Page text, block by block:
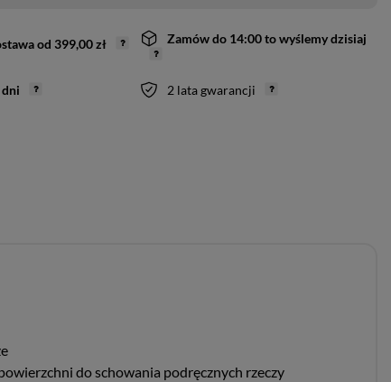
od 399,00 zł Zamów do 14:00 to wyślemy dzisiaj
dni 2 lata gwarancji
do schowania podręcznych rzeczy